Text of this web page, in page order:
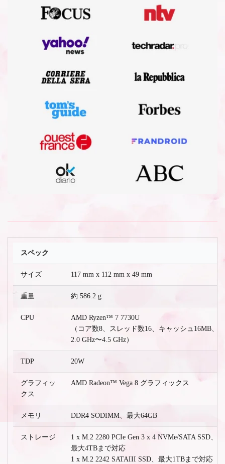
スペック
サイズ 117 mm x 112 mm x 49 mm
重量 約 586.2 g
CPU
AMD Ryzen™ 7 7730U
（コア数8、スレッド数16、キャッシュ16MB、
2.0 GHz〜4.5 GHz）
TDP 20W
グラフィッ
クス
AMD Radeon™ Vega 8 グラフィックス
メモリ DDR4 SODIMM、最大64GB
ストレージ
1 x M.2 2280 PCIe Gen 3 x 4 NVMe/SATA SSD、
最大4TBまで対応
1 x M.2 2242 SATAIII SSD、最大1TBまで対応